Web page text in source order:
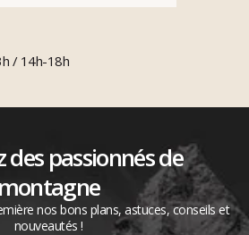
/ 14h-18h
des passionnés de
montagne
nos bons plans, astuces, conseils et
nouveautés !